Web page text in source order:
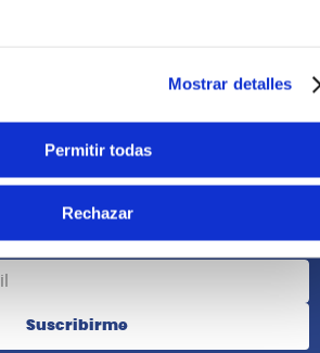
Mostrar detalles
Permitir todas
Rechazar
Suscribirme